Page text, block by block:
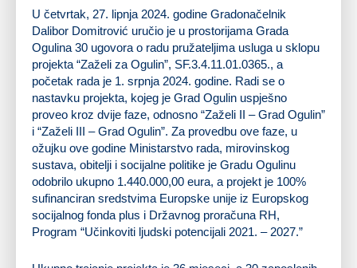
U četvrtak, 27. lipnja 2024. godine Gradonačelnik
Dalibor Domitrović uručio je u prostorijama Grada
Ogulina 30 ugovora o radu pružateljima usluga u sklopu
projekta “Zaželi za Ogulin”, SF.3.4.11.01.0365., a
početak rada je 1. srpnja 2024. godine. Radi se o
nastavku projekta, kojeg je Grad Ogulin uspješno
proveo kroz dvije faze, odnosno “Zaželi II – Grad Ogulin”
i “Zaželi III – Grad Ogulin”. Za provedbu ove faze, u
ožujku ove godine Ministarstvo rada, mirovinskog
sustava, obitelji i socijalne politike je Gradu Ogulinu
odobrilo ukupno 1.440.000,00 eura, a projekt je 100%
sufinanciran sredstvima Europske unije iz Europskog
socijalnog fonda plus i Državnog proračuna RH,
Program “Učinkoviti ljudski potencijali 2021. – 2027.”